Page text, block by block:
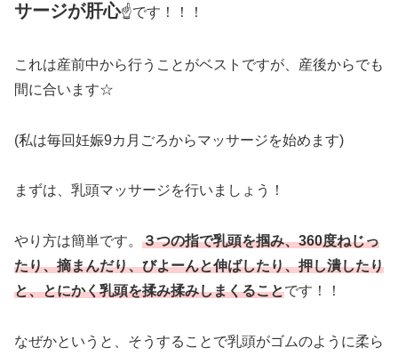
サージが肝心☝です！！！
これは産前中から行うことがベストですが、産後からでも
間に合います☆
(私は毎回妊娠9カ月ごろからマッサージを始めます)
まずは、乳頭マッサージを行いましょう！
やり方は簡単です。 ３つの指で乳頭を掴み、360度ねじっ
たり、摘まんだり、びよーんと伸ばしたり、押し潰したり
と、とにかく乳頭を揉み揉みしまくることです！！
なぜかというと、そうすることで乳頭がゴムのように柔ら